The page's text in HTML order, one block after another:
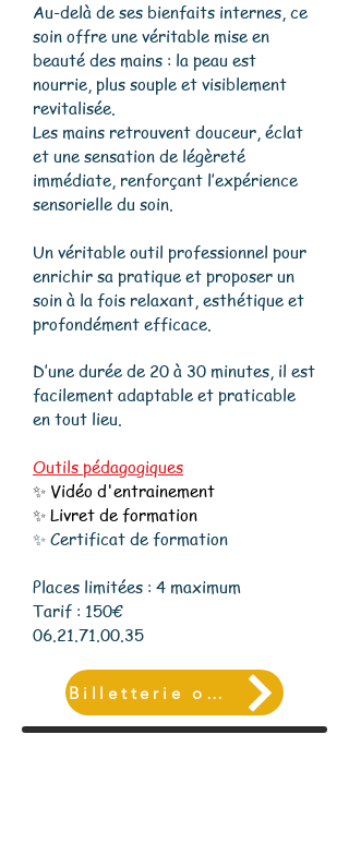
Au-delà de ses bienfaits internes, ce
soin offre une véritable mise en
beauté des mains : la peau est
nourrie, plus souple et visiblement
revitalisée.
Les mains retrouvent douceur, éclat
et une sensation de légèreté
immédiate, renforçant l’expérience
sensorielle du soin.
Un véritable outil professionnel pour
enrichir sa pratique et proposer un
soin à la fois relaxant, esthétique et
profondément efficace.
D’une durée de 20 à 30 minutes, il est
facilement adaptable et praticable
en tout lieu.
Outils pédagogiques
✨ Vidéo d'entrainement
✨ Livret de formation
✨ Certificat de formation
Places limitées : 4 maximum
Tarif : 150€
06.21.71.00.35
Billetterie ou Insccription